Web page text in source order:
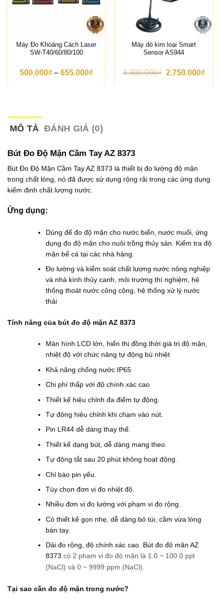
Máy Đo Khoảng Cách Laser
SW-T40/60/80/100
500.000₫ – 655.000₫K
i
á
t
ừ
5
0
đ
ế
n
6
5
.
0
0
Máy dò kim loại Smart
Sensor AS944
3.300.000₫ G
0
0
2.750.000₫G
.
0
0
₫
MÔ TẢ ĐÁNH GIÁ (0)
Bút Đo Độ Mặn Cầm Tay AZ 8373
Bút Đo Độ Mặn Cầm Tay AZ 8373 là thiết bị đo lường độ mặn
trong chất lỏng, nó đã được sử dụng rộng rãi trong các ứng dụng
kiểm định chất lượng nước.
Ứng dụng:
Dùng để đo độ mặn cho nước biển, nước muối, ứng
dụng đo độ mặn cho nuôi trồng thủy sản. Kiểm tra độ
mặn bể cá tại các nhà hàng.
Đo lường và kiểm soát chất lượng nước nông nghiệp
và nhà kính thủy canh, môi trường thí nghiệm, hệ
thống thoát nước công cộng, hệ thống xử lý nước
thải
Tính năng của bút đo độ mặn AZ 8373
Màn hình LCD lớn, hiển thị đồng thời giá trị độ mặn,
nhiệt độ với chức năng tự động bù nhiệt
Khả năng chống nước IP65
Chi phí thấp với độ chính xác cao
Thiết kế hiệu chỉnh đa điểm tự động.
Tự động hiệu chỉnh khi chạm vào nút.
Pin LR44 dễ dàng thay thế.
Thiết kế dạng bút, dễ dàng mang theo.
Tự động tắt sau 20 phút không hoạt động.
Chỉ báo pin yếu.
Tùy chọn đơn vị đo nhiệt độ.
Nhiều đơn vị đo lường với phạm vi đo rộng.
Có thiết kế gọn nhẹ, dễ dàng bỏ túi, cầm vừa lòng
bàn tay.
Dải đo rộng, độ chính xác cao. Bút đo độ mặn AZ
8373 có 2 phạm vi đo độ mặn là 1.0 ~ 100.0 ppt
(NaCl) và 0 ~ 9999 ppm (NaCl).
Tại sao cần đo độ mặn trong nước?